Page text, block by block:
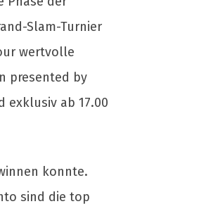
Slam-Turnier
wertvolle
presented by
exklusiv ab 17.00
konnte.
sind die top